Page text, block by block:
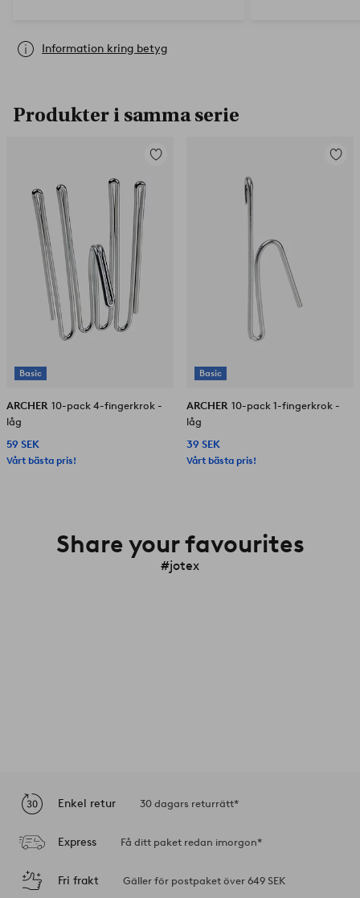
Information kring betyg
Produkter i samma serie
Basic
Lägg
i
favoriter
ARCHER 10-pack 4-fingerkrok -
låg
59 SEK
Vårt bästa pris!
Basic
Lägg
ARCHER 10-pack 1-fingerkrok -
låg
39 SEK
Vårt bästa pris!
Share your favourites
#jotex
Enkel retur 30 dagars returrätt*
Express Få ditt paket redan imorgon*
Fri frakt Gäller för postpaket över 649 SEK